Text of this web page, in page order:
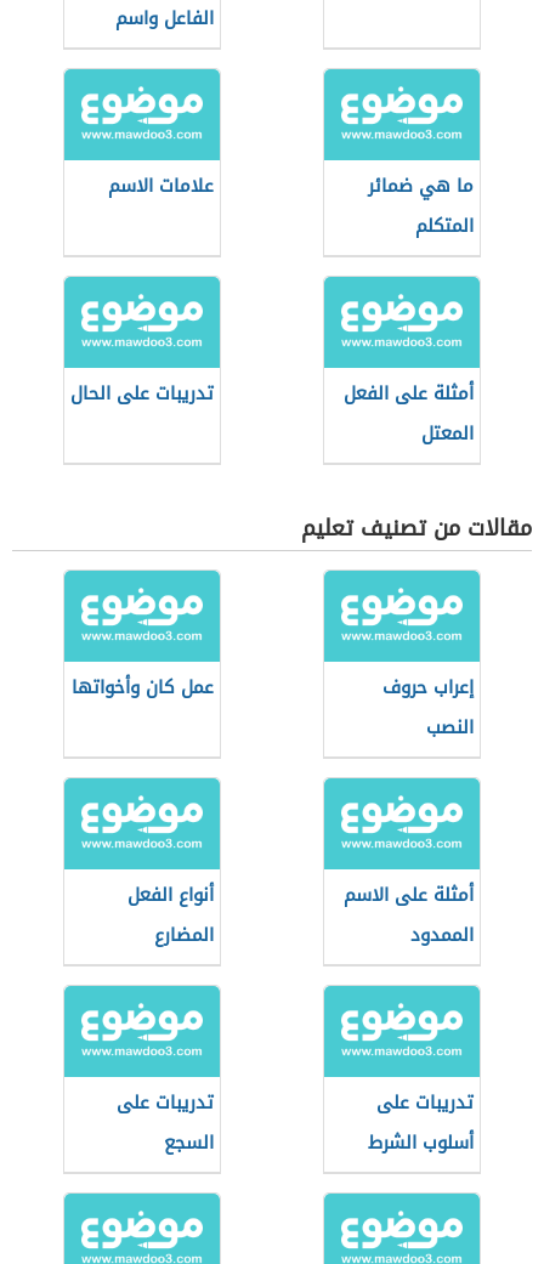
الفاعل واسم
المفعول
ما هي ضمائر
المتكلم
علامات الاسم
أمثلة على الفعل
المعتل
تدريبات على الحال
مقالات من تصنيف تعليم
إعراب حروف
النصب
عمل كان وأخواتها
أمثلة على الاسم
الممدود
أنواع الفعل
المضارع
تدريبات على
أسلوب الشرط
تدريبات على
السجع